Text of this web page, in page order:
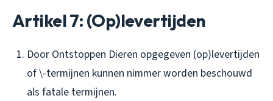
Artikel 7: (Op)levertijden
Door Ontstoppen Dieren opgegeven (op)levertijden
of \-termijnen kunnen nimmer worden beschouwd
als fatale termijnen.